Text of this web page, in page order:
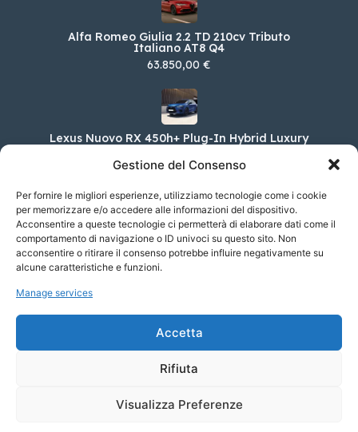
Gestione del Consenso
Per fornire le migliori esperienze, utilizziamo tecnologie come i cookie
per memorizzare e/o accedere alle informazioni del dispositivo.
Acconsentire a queste tecnologie ci permetterà di elaborare dati come il
comportamento di navigazione o ID univoci su questo sito. Non
acconsentire o ritirare il consenso potrebbe influire negativamente su
alcune caratteristiche e funzioni.
Manage services
Accetta
Rifiuta
Visualizza Preferenze
Alfa Romeo Giulia 2.2 TD 210cv Tributo
Italiano AT8 Q4
63.850,00 €
Lexus Nuovo RX 450h+ Plug-In Hybrid Luxury
MY24
98.000,00 €
Skoda Enyaq iV 85 Max
65.650,00 €
Skoda Enyaq Coupé iV 85 Sportline Advanced